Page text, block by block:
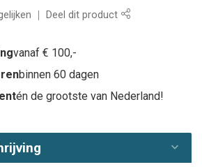
Deel dit product
vanaf € 100,-
binnen 60 dagen
én de grootste van Nederland!